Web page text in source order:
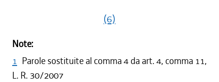
(6)
Note:
1 Parole sostituite al comma 4 da art. 4, comma 11,
L. R. 30/2007